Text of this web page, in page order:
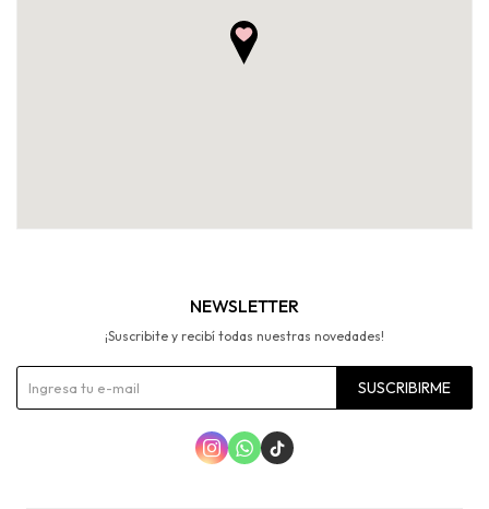
NEWSLETTER
¡Suscribite y recibí todas nuestras novedades!
SUSCRIBIRME
  